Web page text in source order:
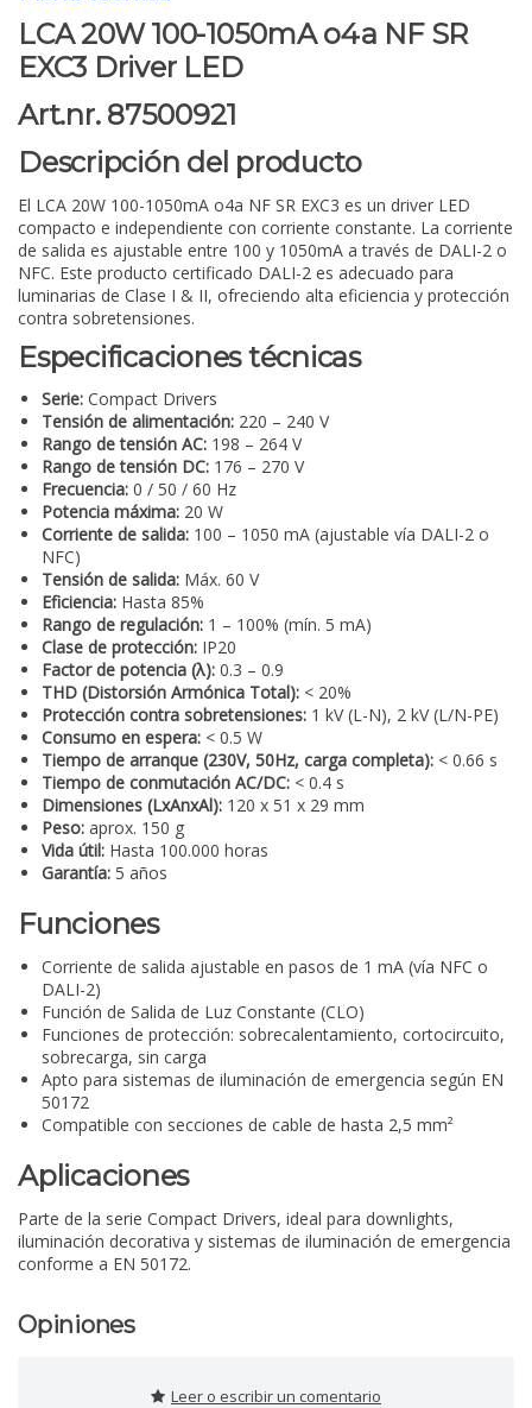
LCA 20W 100-1050mA o4a NF SR
EXC3 Driver LED
Art.nr. 87500921
Descripción del producto
El LCA 20W 100-1050mA o4a NF SR EXC3 es un driver LED
compacto e independiente con corriente constante. La corriente
de salida es ajustable entre 100 y 1050mA a través de DALI-2 o
NFC. Este producto certificado DALI-2 es adecuado para
luminarias de Clase I & II, ofreciendo alta eficiencia y protección
contra sobretensiones.
Especificaciones técnicas
Serie: Compact Drivers
Tensión de alimentación: 220 – 240 V
Rango de tensión AC: 198 – 264 V
Rango de tensión DC: 176 – 270 V
Frecuencia: 0 / 50 / 60 Hz
Potencia máxima: 20 W
Corriente de salida: 100 – 1050 mA (ajustable vía DALI-2 o
NFC)
Tensión de salida: Máx. 60 V
Eficiencia: Hasta 85%
Rango de regulación: 1 – 100% (mín. 5 mA)
Clase de protección: IP20
Factor de potencia (λ): 0.3 – 0.9
THD (Distorsión Armónica Total): < 20%
Protección contra sobretensiones: 1 kV (L-N), 2 kV (L/N-PE)
Consumo en espera: < 0.5 W
Tiempo de arranque (230V, 50Hz, carga completa): < 0.66 s
Tiempo de conmutación AC/DC: < 0.4 s
Dimensiones (LxAnxAl): 120 x 51 x 29 mm
Peso: aprox. 150 g
Vida útil: Hasta 100.000 horas
Garantía: 5 años
Funciones
Corriente de salida ajustable en pasos de 1 mA (vía NFC o
DALI-2)
Función de Salida de Luz Constante (CLO)
Funciones de protección: sobrecalentamiento, cortocircuito,
sobrecarga, sin carga
Apto para sistemas de iluminación de emergencia según EN
50172
Compatible con secciones de cable de hasta 2,5 mm²
Aplicaciones
Parte de la serie Compact Drivers, ideal para downlights,
iluminación decorativa y sistemas de iluminación de emergencia
conforme a EN 50172.
Opiniones
Leer o escribir un comentario